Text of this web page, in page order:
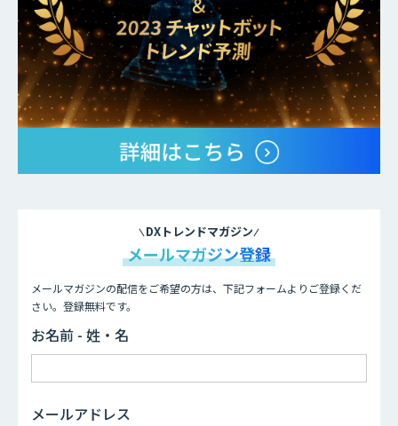
DXトレンドマガジン
メールマガジン登録
メールマガジンの配信をご希望の方は、下記フォームよりご登録くだ
さい。登録無料です。
お名前 - 姓・名
メールアドレス